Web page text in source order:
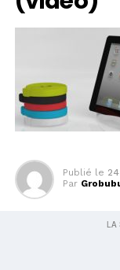
Publié le
Par